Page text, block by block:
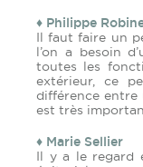
♦ Philippe
Il faut faire un
l’on a besoin
toutes les
extérieur, ce
différence entre
est très
♦ Marie Sellier
Il y a le regard